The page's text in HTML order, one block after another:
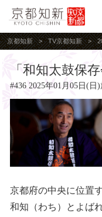
京都知新 TV京都知新
「和知太鼓保
#436 2025年01月05日(日
京都府の中央に位置
和知（わち）とよば